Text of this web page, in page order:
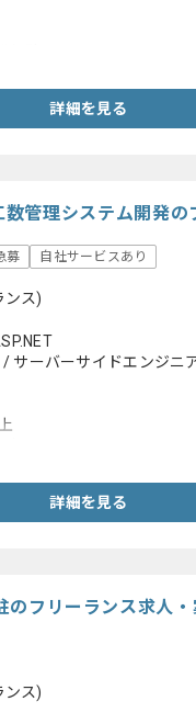
詳細を見る
数管理システム開発
募 自社サービスあり
ンス)
サーバーサイドエンジニ
詳細を見る
のフリーランス求人
ンス)